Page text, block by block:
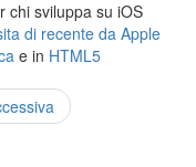
chi sviluppa su iOS
di recente da Apple
e in HTML5